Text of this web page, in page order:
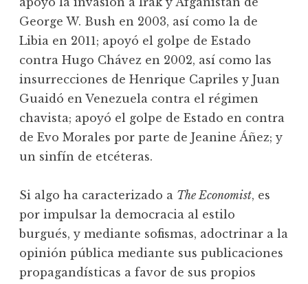
George W. Bush en 2003, así como la de
Libia en 2011; apoyó el golpe de Estado
contra Hugo Chávez en 2002, así como las
insurrecciones de Henrique Capriles y Juan
Guaidó en Venezuela contra el régimen
chavista; apoyó el golpe de Estado en contra
de Evo Morales por parte de Jeanine Áñez; y
un sinfín de etcéteras.
Si algo ha caracterizado a The Economist, es
por impulsar la democracia al estilo
burgués, y mediante sofismas, adoctrinar a la
opinión pública mediante sus publicaciones
propagandísticas a favor de sus propios